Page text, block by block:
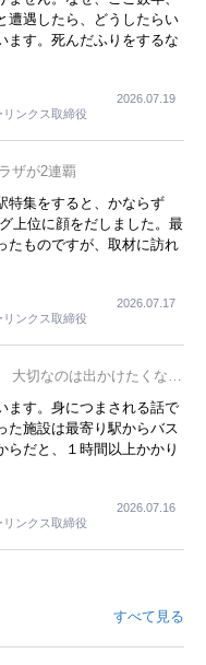
遭遇したら、どうしたらい
ます。死んだふりをするな
中で、この企画展はタイム
ンクス取締役
2026.07.19
ザが2連覇
特集をすると、かならず
上位に顔をだしました。最
ものですが、取材に訪れ
深い話が次々が飛び出しま
ことが２つあります。一つ
させ、サービス業、接客業
もう一つは1800円もする
、社内に懸念もあったそう
の高級外車が停まっている
したそうです。今回の記
ンクス取締役
2026.07.17
大切なのは出かけたくなる
す。身につまされる話で
た施設は最寄り駅からバス
らだと、１時間以上かかり
、その施設を選択したので
た。シニアの住まい選び
足の便も考えない外池ない
ンクス取締役
2026.07.16
すべて見る